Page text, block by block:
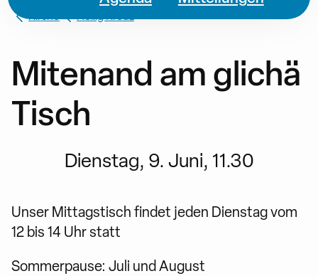
Kirche Heilig Kreuz
Mitenand am glichä
Tisch
Dienstag, 9. Juni, 11.30
Unser Mittagstisch findet jeden Dienstag vom
12 bis 14 Uhr statt
Sommerpause: Juli und August